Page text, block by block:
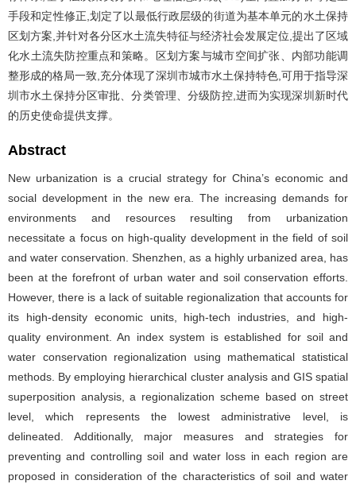
手段和定性修正,划定了以最低行政层级的街道为基本单元的水土保持
区划方案,并针对各分区水土流失特征与经济社会发展定位,提出了区域
化水土流失防控重点和策略。区划方案与城市空间扩张、内部功能调
整形成的格局一致,充分体现了深圳市城市水土保持特色,可用于指导深
圳市水土保持分区审批、分类管理、分级防控,进而为实现深圳新时代
的历史使命提供支撑。
Abstract
New urbanization is a crucial strategy for China’s economic and
social development in the new era. The increasing demands for
environments and resources resulting from urbanization
necessitate a focus on high-quality development in the field of soil
and water conservation. Shenzhen, as a highly urbanized area, has
been at the forefront of urban water and soil conservation efforts.
However, there is a lack of suitable regionalization that accounts for
its high-density economic units, high-tech industries, and high-
quality environment. An index system is established for soil and
water conservation regionalization using mathematical statistical
methods. By employing hierarchical cluster analysis and GIS spatial
superposition analysis, a regionalization scheme based on street
level, which represents the lowest administrative level, is
delineated. Additionally, major measures and strategies for
preventing and controlling soil and water loss in each region are
proposed in consideration of the characteristics of soil and water